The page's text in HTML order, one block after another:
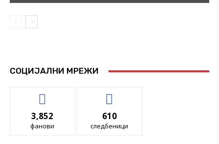
СОЦИЈАЛНИ МРЕЖИ
3,852
фанови
610
следбеници